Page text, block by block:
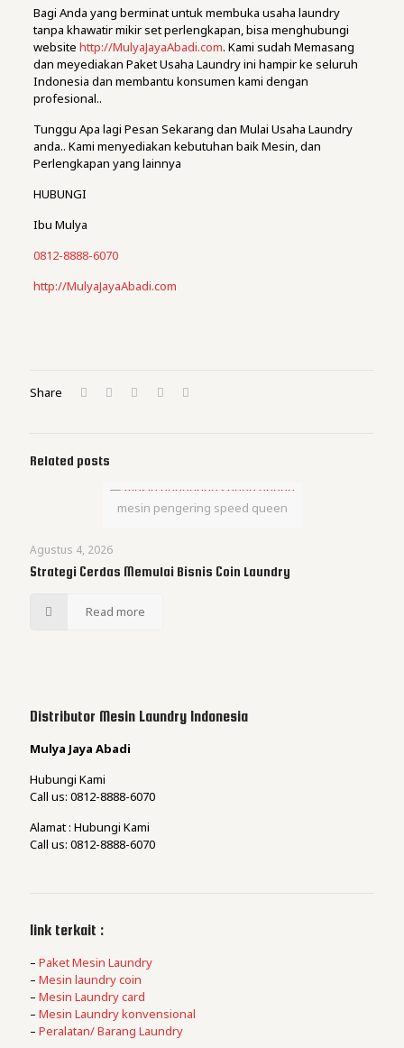
Bagi Anda yang berminat untuk membuka usaha laundry
tanpa khawatir mikir set perlengkapan, bisa menghubungi
website http://MulyaJayaAbadi.com. Kami sudah Memasang
dan meyediakan Paket Usaha Laundry ini hampir ke seluruh
Indonesia dan membantu konsumen kami dengan
profesional..
Tunggu Apa lagi Pesan Sekarang dan Mulai Usaha Laundry
anda.. Kami menyediakan kebutuhan baik Mesin, dan
Perlengkapan yang lainnya
HUBUNGI
Ibu Mulya
0812-8888-6070
http://MulyaJayaAbadi.com
Share
Related posts
mesin pengering speed queen
Agustus 4, 2026
Strategi Cerdas Memulai Bisnis Coin Laundry
Read more
Distributor Mesin Laundry Indonesia
Mulya Jaya Abadi
Hubungi Kami
Call us: 0812-8888-6070
Alamat : Hubungi Kami
Call us: 0812-8888-6070
link terkait :
– Paket Mesin Laundry
– Mesin laundry coin
– Mesin Laundry card
– Mesin Laundry konvensional
– Peralatan/ Barang Laundry